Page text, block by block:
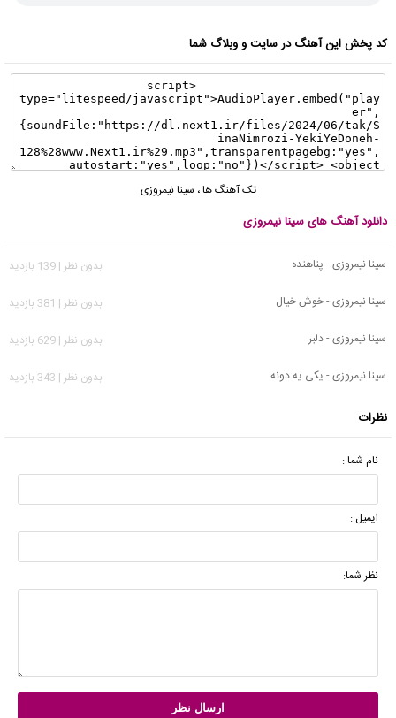
کد پخش این آهنگ در سایت و وبلاگ شما
تک آهنگ ها، سینا نیمروزی
دانلود آهنگ های سینا نیمروزی
سینا نیمروزی - پناهنده
بدون نظر | 139 بازدید
سینا نیمروزی - خوش خیال
بدون نظر | 381 بازدید
سینا نیمروزی - دلبر
بدون نظر | 629 بازدید
سینا نیمروزی - یکی یه دونه
بدون نظر | 343 بازدید
نظرات
نام شما :
ایمیل :
نظر شما: